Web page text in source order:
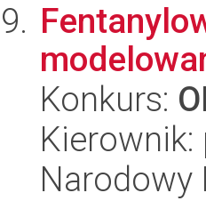
Konkurs:
Kierownik:
Narodowy